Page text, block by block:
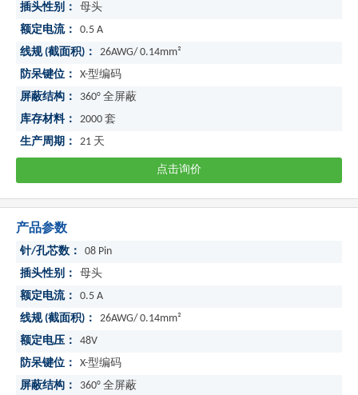
插头性别：
母头
额定电流：
0.5 A
线规 (截面积)：
26AWG/ 0.14mm²
防呆键位：
X-型编码
屏蔽结构：
360° 全屏蔽
库存材料：
2000 套
生产周期：
21 天
点击询价
产品参数
针/孔芯数：
08 Pin
插头性别：
母头
额定电流：
0.5 A
线规 (截面积)：
26AWG/ 0.14mm²
额定电压：
48V
防呆键位：
X-型编码
屏蔽结构：
360° 全屏蔽